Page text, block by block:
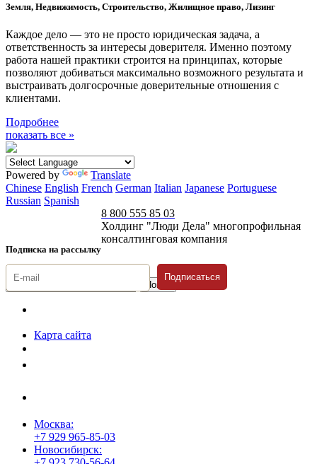
Земля, Недвижимость, Строительство, Жилищное право, Лизинг
Каждое дело — это не просто юридическая задача, а
ответственность за интересы доверителя. Именно поэтому
работа нашей практики строится на принципах, которые
позволяют добиваться максимально возможного результата и
выстраивать долгосрочные доверительные отношения с
клиентами.
Подробнее
показать все »
Powered by
Translate
Chinese English French German Italian Japanese Portuguese
Russian Spanish
Подписка на рассылку
8 800 555 85 03
Холдинг "Люди Дела" многопрофильная
консалтинговая компания
Подписаться
Карта сайта
Москва:
+7 929 965-85-03
Новосибирск: